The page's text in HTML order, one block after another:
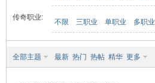
传奇职业:
不限 三职业 单职业 多职业
全部主题 最新 热门 热帖 精华 更多